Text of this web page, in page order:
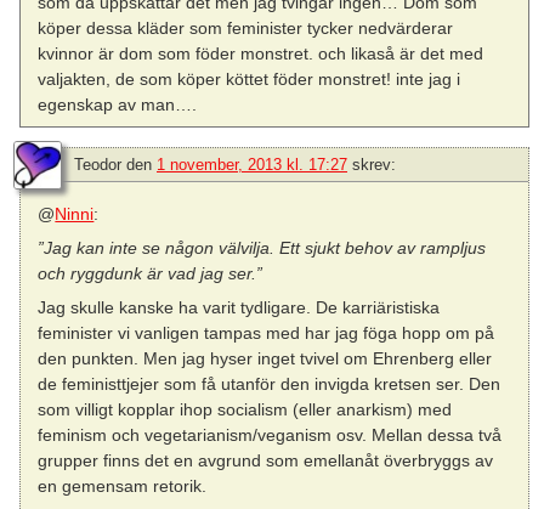
köper dessa kläder som feminister tycker nedvärderar
kvinnor är dom som föder monstret. och likaså är det med
valjakten, de som köper köttet föder monstret! inte jag i
egenskap av man….
Teodor den 1 november, 2013 kl. 17:27 skrev:
@Ninni:
”Jag kan inte se någon välvilja. Ett sjukt behov av rampljus
och ryggdunk är vad jag ser.”
Jag skulle kanske ha varit tydligare. De karriäristiska
feminister vi vanligen tampas med har jag föga hopp om på
den punkten. Men jag hyser inget tvivel om Ehrenberg eller
de feministtjejer som få utanför den invigda kretsen ser. Den
som villigt kopplar ihop socialism (eller anarkism) med
feminism och vegetarianism/veganism osv. Mellan dessa två
grupper finns det en avgrund som emellanåt överbryggs av
en gemensam retorik.